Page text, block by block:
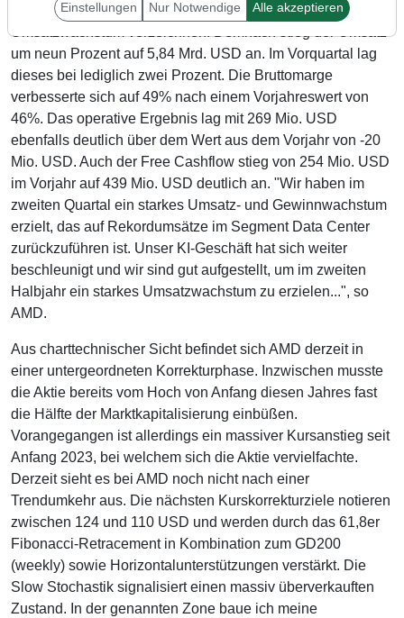
Quartal bekannt gegeben und konnte ein beschleunigtes
Umsatzwachstum verzeichnen. Demnach stieg der Umsatz
um neun Prozent auf 5,84 Mrd. USD an. Im Vorquartal lag
dieses bei lediglich zwei Prozent. Die Bruttomarge
verbesserte sich auf 49% nach einem Vorjahreswert von
46%. Das operative Ergebnis lag mit 269 Mio. USD
ebenfalls deutlich über dem Wert aus dem Vorjahr von -20
Mio. USD. Auch der Free Cashflow stieg von 254 Mio. USD
im Vorjahr auf 439 Mio. USD deutlich an. "Wir haben im
zweiten Quartal ein starkes Umsatz- und Gewinnwachstum
erzielt, das auf Rekordumsätze im Segment Data Center
zurückzuführen ist. Unser KI-Geschäft hat sich weiter
beschleunigt und wir sind gut aufgestellt, um im zweiten
Halbjahr ein starkes Umsatzwachstum zu erzielen...", so
AMD.
Aus charttechnischer Sicht befindet sich AMD derzeit in
einer untergeordneten Korrekturphase. Inzwischen musste
die Aktie bereits vom Hoch von Anfang diesen Jahres fast
die Hälfte der Marktkapitalisierung einbüßen.
Vorangegangen ist allerdings ein massiver Kursanstieg seit
Anfang 2023, bei welchem sich die Aktie vervielfachte.
Derzeit sieht es bei AMD noch nicht nach einer
Trendumkehr aus. Die nächsten Kurskorrekturziele notieren
zwischen 124 und 110 USD und werden durch das 61,8er
Fibonacci-Retracement in Kombination zum GD200
(weekly) sowie Horizontalunterstützungen verstärkt. Die
Slow Stochastik signalisiert einen massiv überverkauften
Zustand. In der genannten Zone baue ich meine
Einstellungen Nur Notwendige Alle akzeptieren